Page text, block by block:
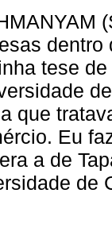
tese
que
Eu
a de
de